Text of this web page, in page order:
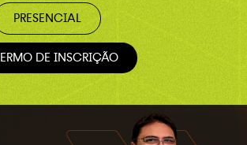
PRESENCIAL
DE INSCRIÇÃO